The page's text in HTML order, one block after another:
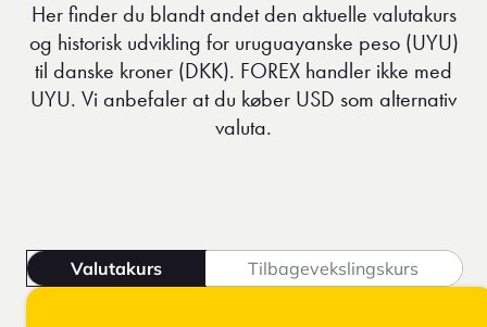
Her finder du blandt andet den aktuelle valutakurs
og historisk udvikling for uruguayanske peso (UYU)
til danske kroner (DKK). FOREX handler ikke med
UYU. Vi anbefaler at du køber USD som alternativ
valuta.
Valutakurs Tilbagevekslingskurs